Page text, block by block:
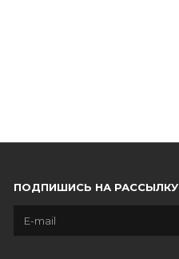
ПОДПИШИСЬ НА РАССЫЛКУ